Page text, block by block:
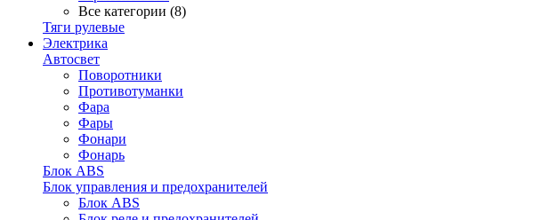
Все категории (8)
Тяги рулевые
Электрика
Автосвет
Поворотники
Противотуманки
Фара
Фары
Фонари
Фонарь
Блок ABS
Блок управления и предохранителей
Блок ABS